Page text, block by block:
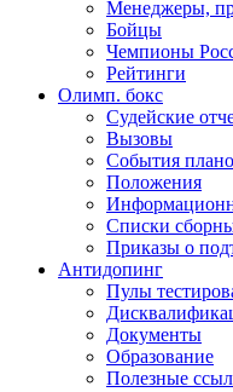
Менеджеры,
Бойцы
Чемпионы
Рейтинги
Олимп. бокс
Судейские
Вызовы
События
Положения
Списки
Приказы о
Антидопинг
Пулы
Документы
Образование
Полезные